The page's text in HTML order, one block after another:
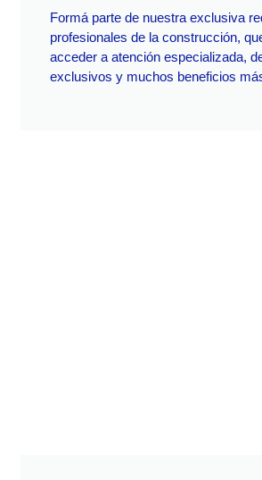
Formá parte de nuestra exclusiva
profesionales de la construcción,
acceder a atención especializada,
exclusivos y muchos beneficios